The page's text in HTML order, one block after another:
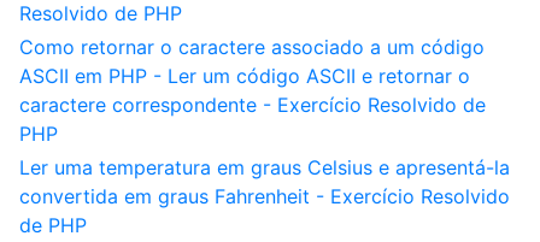
Resolvido de PHP
Como retornar o caractere associado a um código
ASCII em PHP - Ler um código ASCII e retornar o
caractere correspondente - Exercício Resolvido de
PHP
Ler uma temperatura em graus Celsius e apresentá-la
convertida em graus Fahrenheit - Exercício Resolvido
de PHP